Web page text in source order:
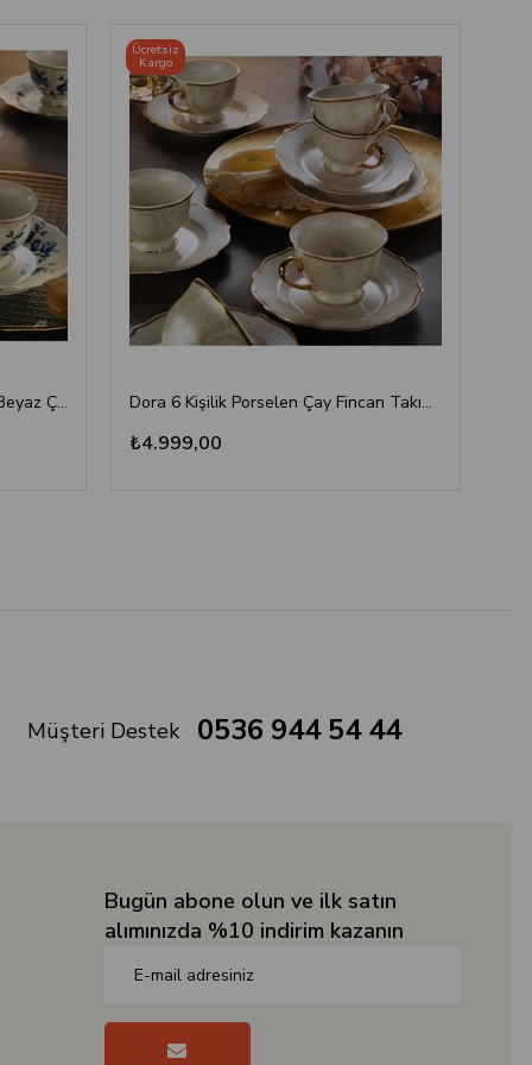
Lena Altın Detaylı 6 Kişilik Mavi Beyaz Çay Fincan Takımı Dora 6 Kişilik Porselen Çay Fincan Takımı 12 Parça
₺4.999,00
Ücretsiz
Kargo
Müşteri Destek 0536 944 54 44
Bugün abone olun ve ilk satın
alımınızda %10 indirim kazanın